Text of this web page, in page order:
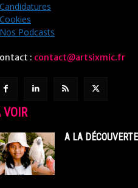
Podcasts
: contact@artsixmic.fr
VOIR
A LA